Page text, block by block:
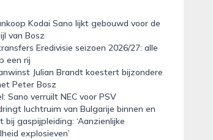
Kodai Sano lijkt gebouwd voor de
van Bosz
Eredivisie seizoen 2026/27: alle
een rij
Julian Brandt koestert bijzondere
Peter Bosz
Sano verruilt NEC voor PSV
luchtruim van Bulgarije binnen en
bij gaspijpleiding: ‘Aanzienlijke
explosieven’